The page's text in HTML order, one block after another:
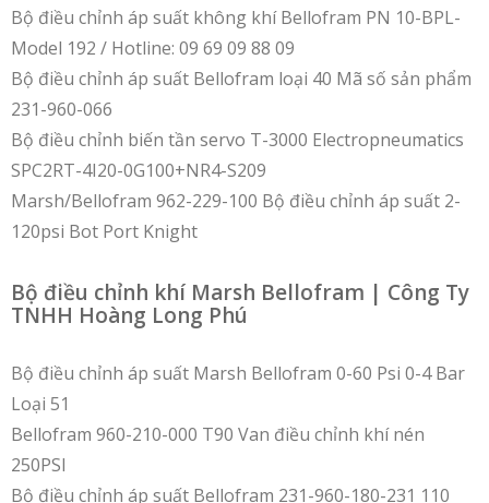
Bộ điều chỉnh áp suất không khí Bellofram PN 10-BPL-
Model 192 / Hotline: 09 69 09 88 09
Bộ điều chỉnh áp suất Bellofram loại 40 Mã số sản phẩm
231-960-066
Bộ điều chỉnh biến tần servo T-3000 Electropneumatics
SPC2RT-4I20-0G100+NR4-S209
Marsh/Bellofram 962-229-100 Bộ điều chỉnh áp suất 2-
120psi Bot Port Knight
Bộ điều chỉnh khí Marsh Bellofram | Công Ty
TNHH Hoàng Long Phú
Bộ điều chỉnh áp suất Marsh Bellofram 0-60 Psi 0-4 Bar
Loại 51
Bellofram 960-210-000 T90 Van điều chỉnh khí nén
250PSI
Bộ điều chỉnh áp suất Bellofram 231-960-180-231 110